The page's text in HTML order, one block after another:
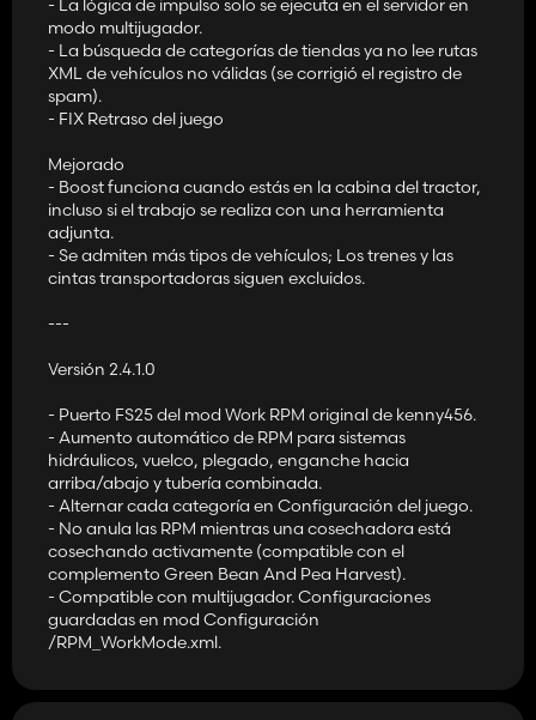
- La lógica de impulso solo se ejecuta en el servidor en
modo multijugador.
- La búsqueda de categorías de tiendas ya no lee rutas
XML de vehículos no válidas (se corrigió el registro de
spam).
- FIX Retraso del juego
Mejorado
- Boost funciona cuando estás en la cabina del tractor,
incluso si el trabajo se realiza con una herramienta
adjunta.
- Se admiten más tipos de vehículos; Los trenes y las
cintas transportadoras siguen excluidos.
---
Versión 2.4.1.0
- Puerto FS25 del mod Work RPM original de kenny456.
- Aumento automático de RPM para sistemas
hidráulicos, vuelco, plegado, enganche hacia
arriba/abajo y tubería combinada.
- Alternar cada categoría en Configuración del juego.
- No anula las RPM mientras una cosechadora está
cosechando activamente (compatible con el
complemento Green Bean And Pea Harvest).
- Compatible con multijugador. Configuraciones
guardadas en mod Configuración
/RPM_WorkMode.xml.